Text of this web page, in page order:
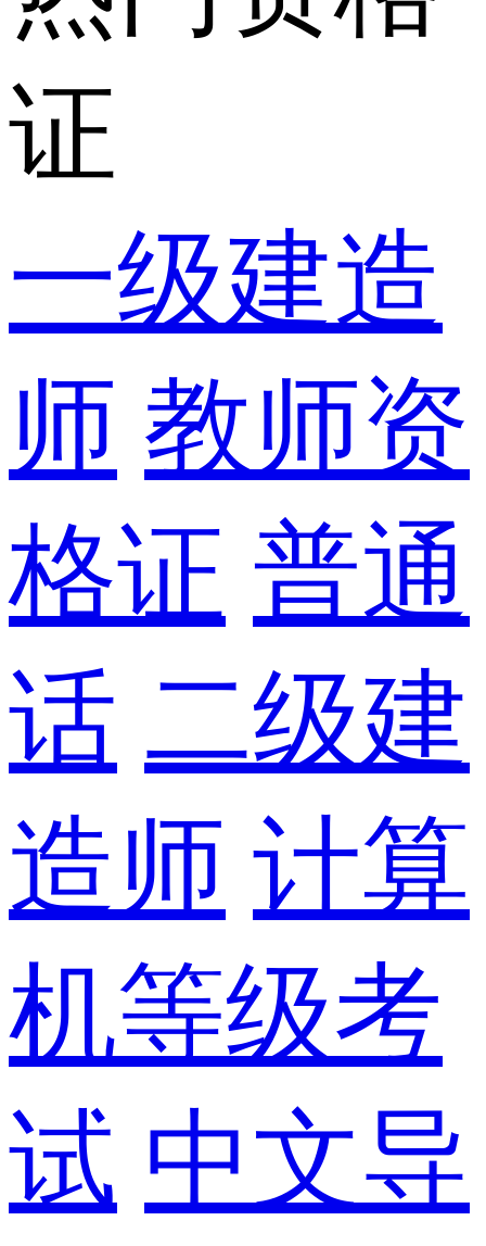
证
一级建造
师 教师资
格证 普通
话 二级建
造师 计算
机等级考
试 中文导